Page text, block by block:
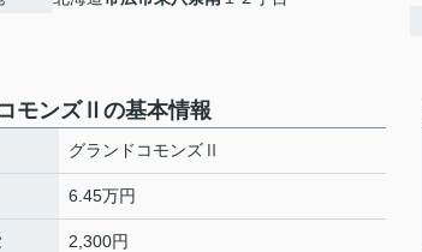
モンズⅡの基本情報
グランドコモンズⅡ
6.45万円
2,300円